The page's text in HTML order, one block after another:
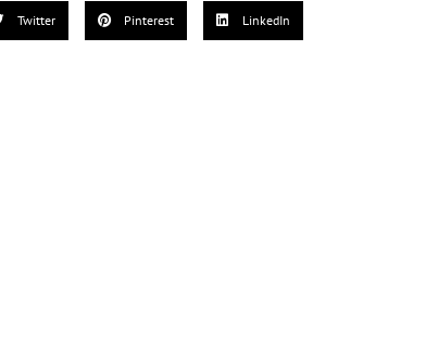
Twitter Pinterest LinkedIn